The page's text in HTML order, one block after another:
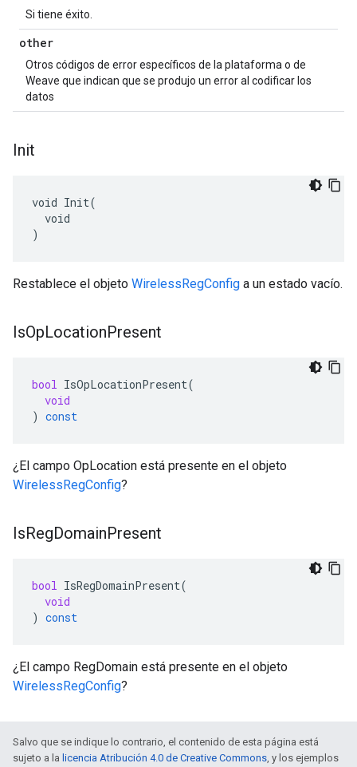
Si tiene éxito.
other
Otros códigos de error específicos de la plataforma o de
Weave que indican que se produjo un error al codificar los
datos
Init
void Init(
  void
)
Restablece el objeto WirelessRegConfig a un estado vacío.
IsOpLocationPresent
bool IsOpLocationPresent(
void
) const
¿El campo OpLocation está presente en el objeto
WirelessRegConfig?
IsRegDomainPresent
bool IsRegDomainPresent(
void
) const
¿El campo RegDomain está presente en el objeto
WirelessRegConfig?
Salvo que se indique lo contrario, el contenido de esta página está
sujeto a la licencia Atribución 4.0 de Creative Commons, y los ejemplos